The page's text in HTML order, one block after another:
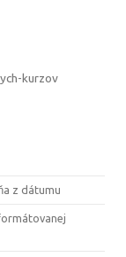
z dátumu